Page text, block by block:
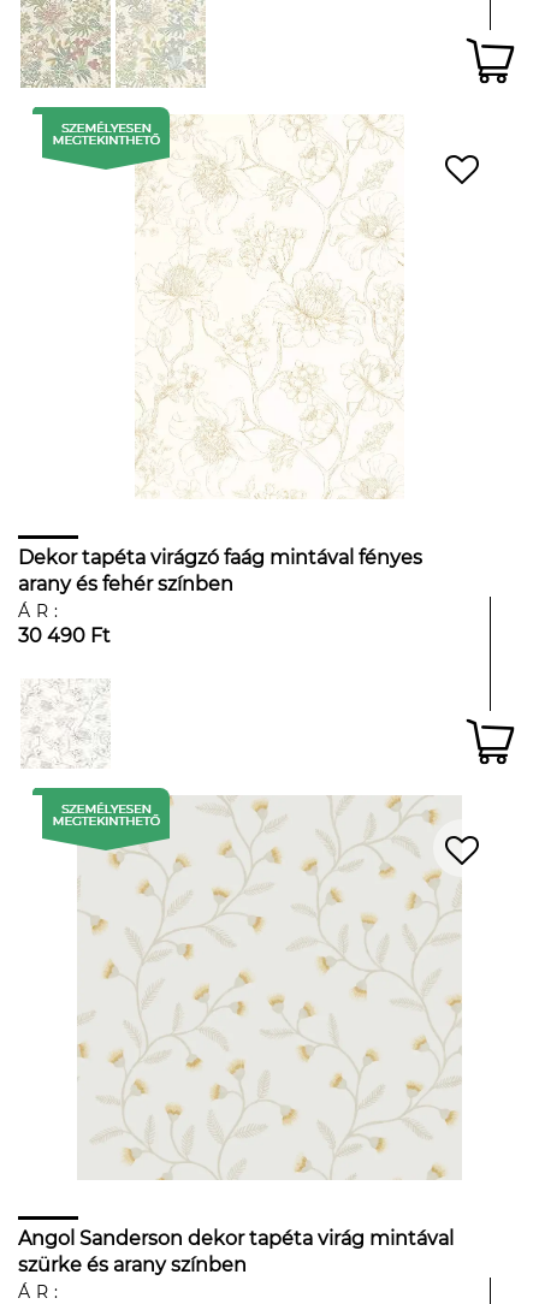
Dekor tapéta virágzó faág mintával fényes
arany és fehér színben
ÁR:
30 490 Ft
Angol Sanderson dekor tapéta virág mintával
szürke és arany színben
ÁR: